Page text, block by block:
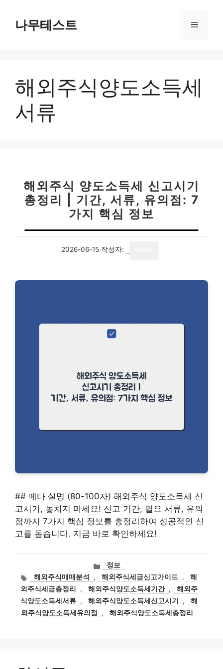
나무테스트 메
해외주식양도소득세
서류
해외주식 양도소득세 신고시기
총정리 | 기간, 서류, 유의점: 7
가지 핵심 정보
2026-06-15 작성자:
## 메타 설명 (80-100자) 해외주식 양도소득세 신
고시기, 놓치지 마세요! 신고 기간, 필요 서류, 유의
점까지 7가지 핵심 정보를 총정리하여 성공적인 신
고를 돕습니다. 지금 바로 확인하세요!
카
테
고
리
정보
태
그
해외주식매매분석 , 해외주식세금신고가이드 ,
해
외주식세금총정리
, 해외주식양도소득세기간 ,
해외주
식양도소득세서류 , 해외주식양도소득세신고시기 ,
해
외주식양도소득세유의점
, 해외주식양도소득세총정리